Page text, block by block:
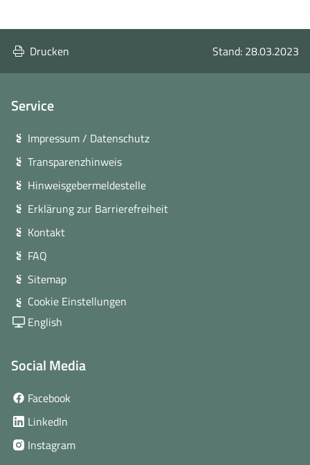
Fenster)
Drucken
Stand: 28.03.2023
Service
Impressum / Datenschutz
Transparenzhinweis
Hinweisgebermeldestelle
Erklärung zur Barrierefreiheit
Kontakt
FAQ
Sitemap
Cookie Einstellungen
English
Social Media
Facebook
Fenster)
LinkedIn
neuem
Instagram(öffnet